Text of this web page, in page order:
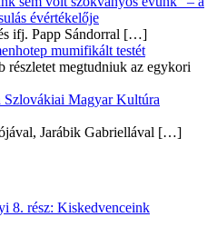
évértékelője
ifj. Papp Sándorral […]
mumifikált testét
részletet megtudniuk az egykori
Szlovákiai Magyar Kultúra
Jarábik Gabriellával […]
8. rész: Kiskedvenceink